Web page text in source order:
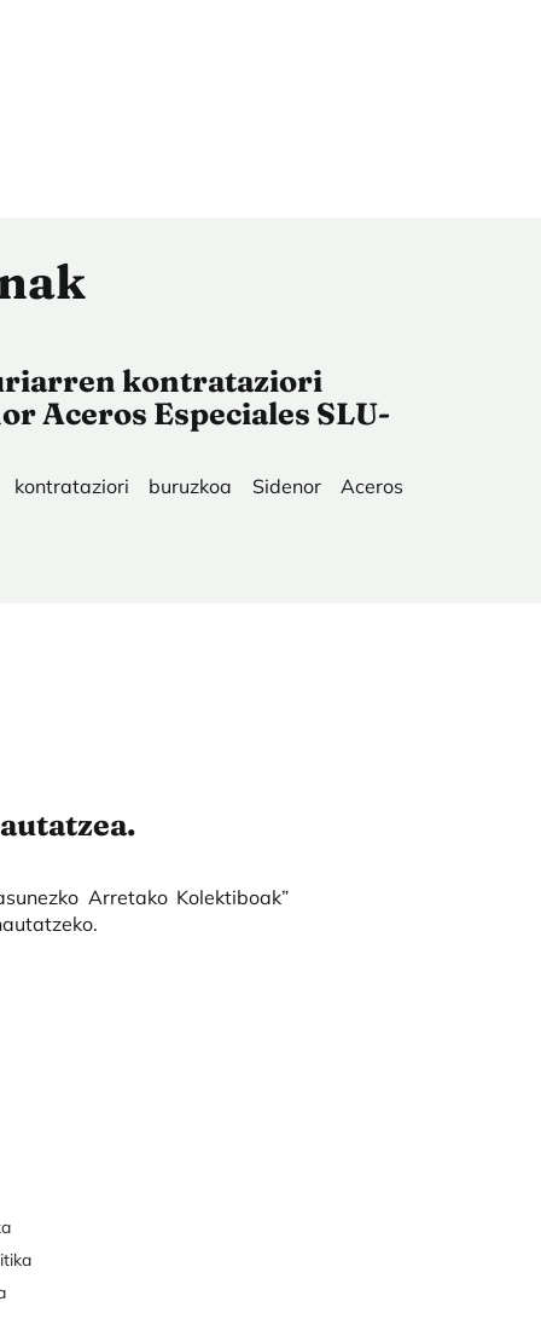
kontrataziori
Aceros Especiales SLU-
kontrataziori buruzkoa Sidenor Aceros
Arretako Kolektiboak”